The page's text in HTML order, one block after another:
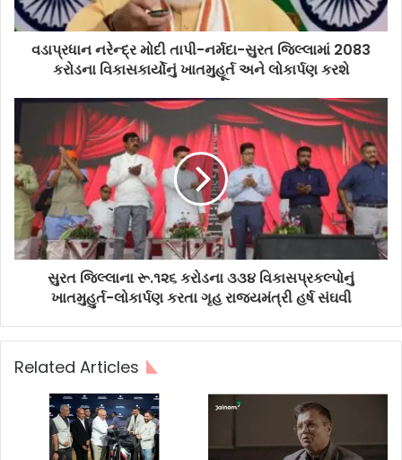
વડાપ્રધાન નરેન્દ્ર મોદી તાપી-નર્મદા-સુરત જિલ્લામાં 2083
કરોડના વિકાસકાર્યોનું ખાતમુહૂર્ત અને લોકાર્પણ કરશે
સુરત જિલ્લાના રૂ.૧૨૬ કરોડના ૩૩૪ વિકાસપ્રકલ્પોનું
ખાતમુહુર્ત-લોકાર્પણ કરતા ગૃહ રાજ્યમંત્રી હર્ષ સંઘવી
Related Articles